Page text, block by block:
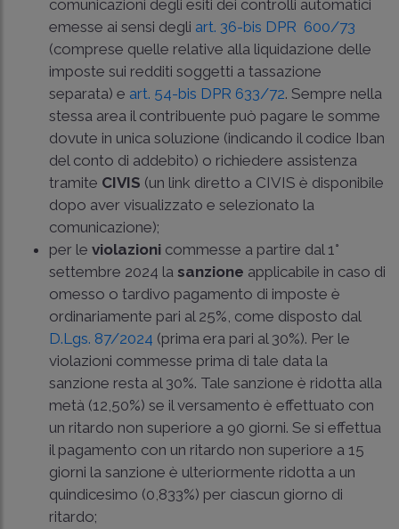
comunicazioni degli esiti dei controlli automatici
emesse ai sensi degli art. 36-bis DPR 600/73
(comprese quelle relative alla liquidazione delle
imposte sui redditi soggetti a tassazione
separata) e art. 54-bis DPR 633/72. Sempre nella
stessa area il contribuente può pagare le somme
dovute in unica soluzione (indicando il codice Iban
del conto di addebito) o richiedere assistenza
tramite CIVIS (un link diretto a CIVIS è disponibile
dopo aver visualizzato e selezionato la
comunicazione);
per le violazioni commesse a partire dal 1°
settembre 2024 la sanzione applicabile in caso di
omesso o tardivo pagamento di imposte è
ordinariamente pari al 25%, come disposto dal
D.Lgs. 87/2024 (prima era pari al 30%). Per le
violazioni commesse prima di tale data la
sanzione resta al 30%. Tale sanzione è ridotta alla
metà (12,50%) se il versamento è effettuato con
un ritardo non superiore a 90 giorni. Se si effettua
il pagamento con un ritardo non superiore a 15
giorni la sanzione è ulteriormente ridotta a un
quindicesimo (0,833%) per ciascun giorno di
ritardo;